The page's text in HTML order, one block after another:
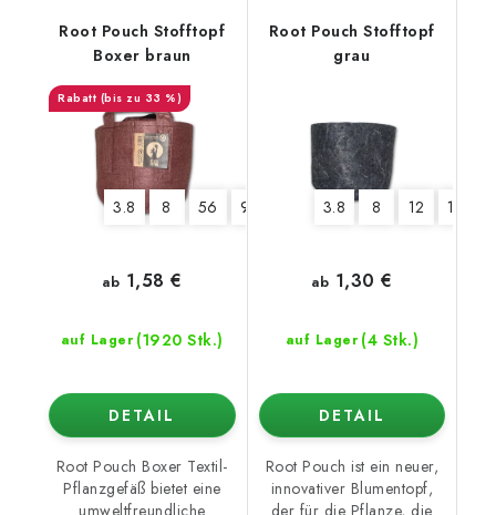
Root Pouch Stofftopf
Boxer braun
(bis zu 33 %)
3.8 8 56 95
auf Lager (1920 Stk.)
ab 1,58 €
DETAIL
Root Pouch Boxer Textil-
Pflanzgefäß bietet eine
Root Pouch Stofftopf
grau
3.8 8 12 16
auf Lager (4 Stk.)
ab 1,30 €
DETAIL
Root Pouch ist ein neuer,
innovativer Blumentopf,